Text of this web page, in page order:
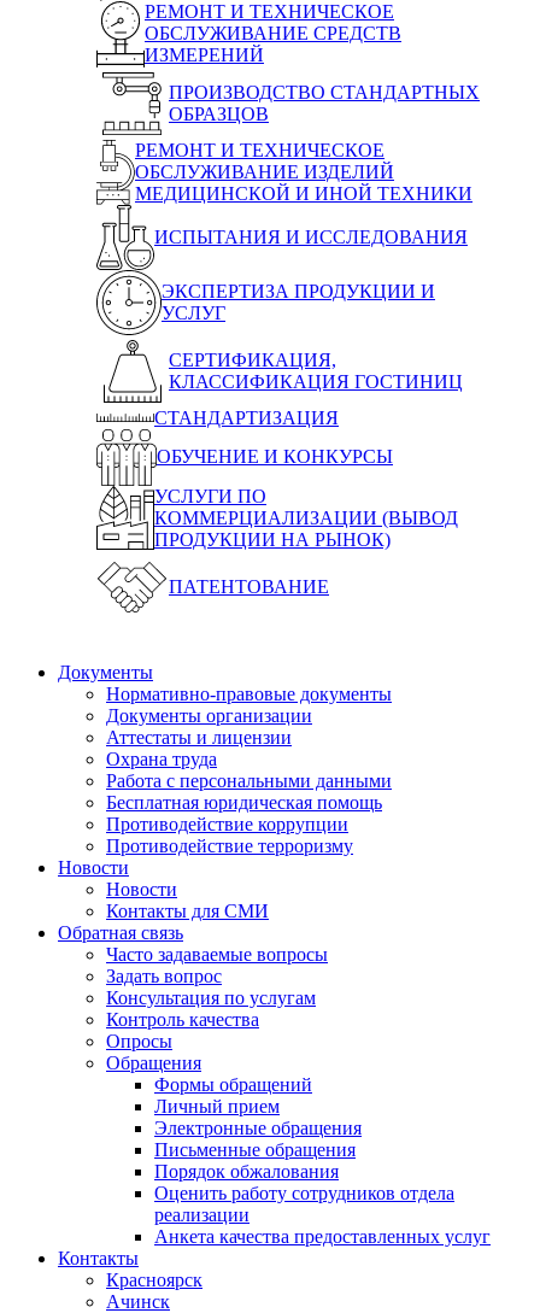
РЕМОНТ И ТЕХНИЧЕСКОЕ
ОБСЛУЖИВАНИЕ СРЕДСТВ
ИЗМЕРЕНИЙ
ПРОИЗВОДСТВО СТАНДАРТНЫХ
ОБРАЗЦОВ
РЕМОНТ И ТЕХНИЧЕСКОЕ
ОБСЛУЖИВАНИЕ ИЗДЕЛИЙ
МЕДИЦИНСКОЙ И ИНОЙ ТЕХНИКИ
ИСПЫТАНИЯ И ИССЛЕДОВАНИЯ
ЭКСПЕРТИЗА ПРОДУКЦИИ И
УСЛУГ
СЕРТИФИКАЦИЯ,
КЛАССИФИКАЦИЯ ГОСТИНИЦ
СТАНДАРТИЗАЦИЯ
ОБУЧЕНИЕ И КОНКУРСЫ
УСЛУГИ ПО
КОММЕРЦИАЛИЗАЦИИ (ВЫВОД
ПРОДУКЦИИ НА РЫНОК)
ПАТЕНТОВАНИЕ
Документы
Нормативно-правовые документы
Документы организации
Аттестаты и лицензии
Охрана труда
Работа с персональными данными
Бесплатная юридическая помощь
Противодействие коррупции
Противодействие терроризму
Новости
Новости
Контакты для СМИ
Обратная связь
Часто задаваемые вопросы
Задать вопрос
Консультация по услугам
Контроль качества
Опросы
Обращения
Формы обращений
Личный прием
Электронные обращения
Письменные обращения
Порядок обжалования
Оценить работу сотрудников отдела
реализации
Анкета качества предоставленных услуг
Контакты
Красноярск
Ачинск